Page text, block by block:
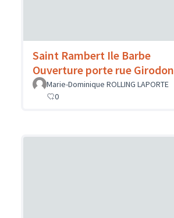
Saint Rambert Ile Barbe
Ouverture porte rue Girodon
Marie-Dominique ROLLING LAPORTE
0